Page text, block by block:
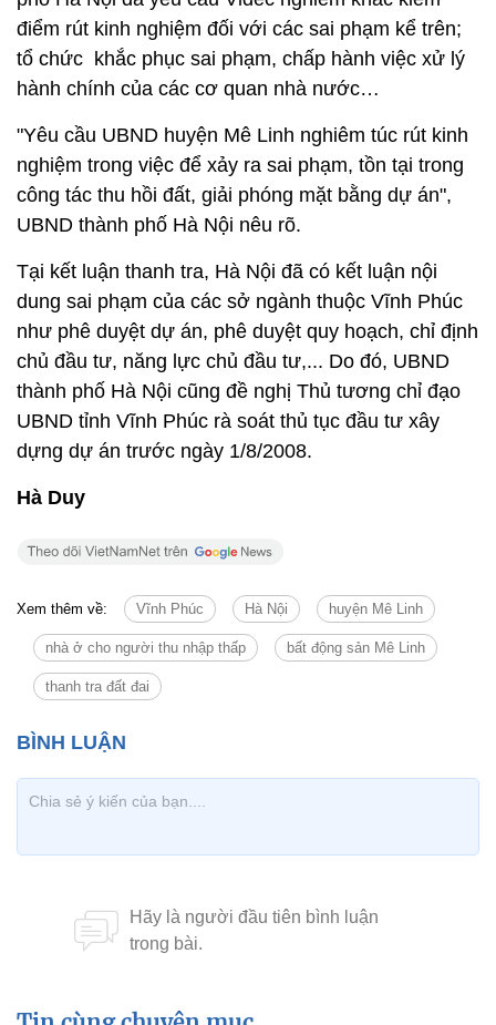
điểm rút kinh nghiệm đối với các sai phạm kể trên;
tổ chức khắc phục sai phạm, chấp hành việc xử lý
hành chính của các cơ quan nhà nước…
"Yêu cầu UBND huyện Mê Linh nghiêm túc rút kinh
nghiệm trong việc để xảy ra sai phạm, tồn tại trong
công tác thu hồi đất, giải phóng mặt bằng dự án",
UBND thành phố Hà Nội nêu rõ.
Tại kết luận thanh tra, Hà Nội đã có kết luận nội
dung sai phạm của các sở ngành thuộc Vĩnh Phúc
như phê duyệt dự án, phê duyệt quy hoạch, chỉ định
chủ đầu tư, năng lực chủ đầu tư,... Do đó, UBND
thành phố Hà Nội cũng đề nghị Thủ tương chỉ đạo
UBND tỉnh Vĩnh Phúc rà soát thủ tục đầu tư xây
dựng dự án trước ngày 1/8/2008.
Hà Duy
Xem thêm về: Vĩnh Phúc Hà Nội huyện Mê Linh
nhà ở cho người thu nhập thấp bất động sản Mê Linh
thanh tra đất đai